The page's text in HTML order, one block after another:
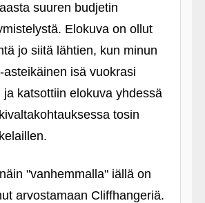
suuren budjetin
Elokuva on ollut
jo siitä lähtien, kun minun
asteikäinen isä vuokrasi
ja katsottiin elokuva yhdessä
tosin
"vanhemmalla" iällä on
arvostamaan Cliffhangeriä.